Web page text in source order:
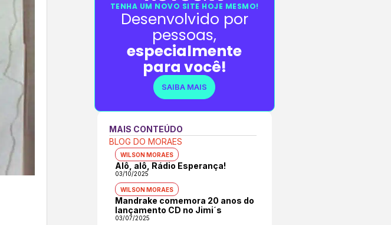
TENHA UM NOVO SITE HOJE MESMO!
Desenvolvido por
pessoas,
especialmente
para você!
SAIBA MAIS
MAIS CONTEÚDO
BLOG DO MORAES
WILSON MORAES
Alô, alô, Rádio Esperança!
03/10/2025
WILSON MORAES
Mandrake comemora 20 anos do
lançamento CD no Jimi´s
03/07/2025